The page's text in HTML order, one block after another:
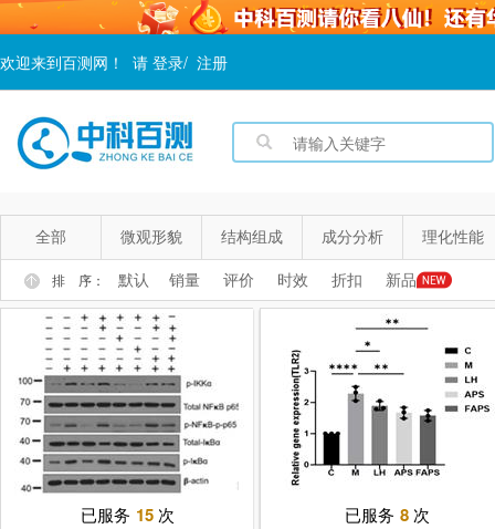
欢迎来到百测网！ 请 登录/ 注册
全部 微观形貌 结构组成 成分分析 理化性能
排 序： 默认 销量 评价 时效 折扣 新品
已服务 15次 已服务 8次